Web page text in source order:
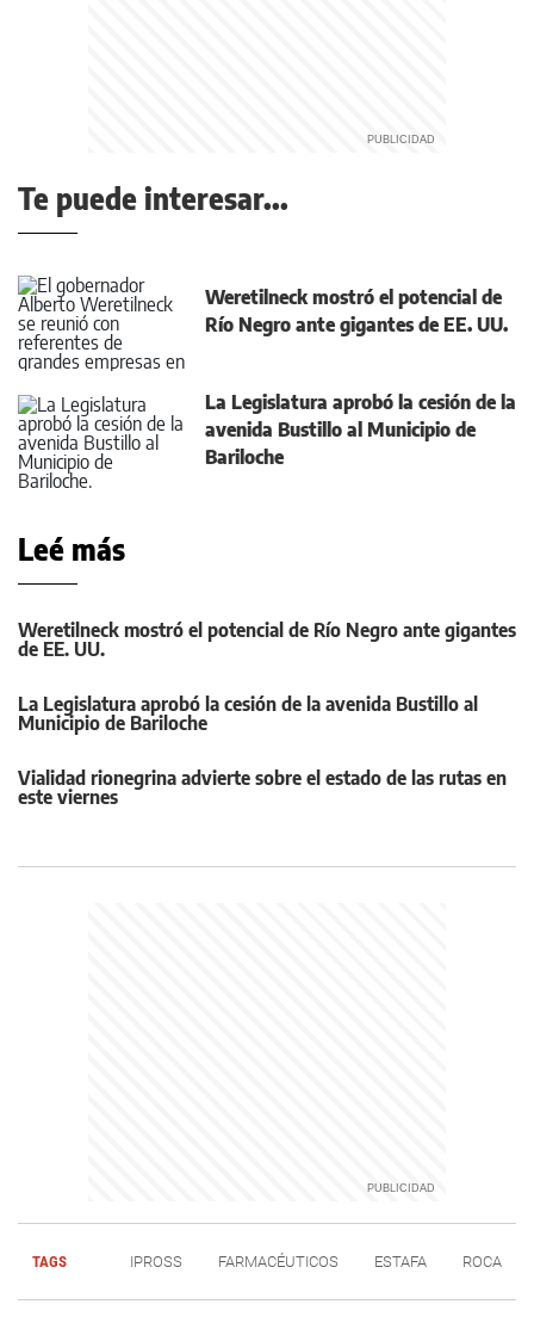
Te puede interesar...
Weretilneck mostró el potencial de
Río Negro ante gigantes de EE. UU.
La Legislatura aprobó la cesión de la
avenida Bustillo al Municipio de
Bariloche
Leé más
Weretilneck mostró el potencial de Río Negro ante gigantes
de EE. UU.
La Legislatura aprobó la cesión de la avenida Bustillo al
Municipio de Bariloche
Vialidad rionegrina advierte sobre el estado de las rutas en
este viernes
TAGS IPROSS FARMACÉUTICOS ESTAFA ROCA